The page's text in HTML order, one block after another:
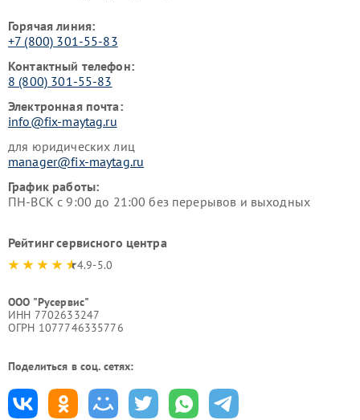
Горячая линия:
+7 (800) 301-55-83
Контактный телефон:
8 (800) 301-55-83
Электронная почта:
info@fix-maytag.ru
для юридических лиц
manager@fix-maytag.ru
График работы:
ПН-ВСК с 9:00 до 21:00 без перерывов и выходных
Рейтинг сервисного центра
4.9-5.0
ООО "Русервис"
ИНН 7702633247
ОГРН 1077746335776
Поделиться в соц. сетях: